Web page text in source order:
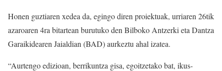
Honen guztiaren xedea da, egingo diren proiektuak, urriaren 26tik
azaroaren 4ra bitartean burutuko den Bilboko Antzerki eta Dantza
Garaikidearen Jaialdian (BAD) aurkeztu ahal izatea.
“Aurtengo edizioan, berrikuntza gisa, egoitzetako bat, ikus-